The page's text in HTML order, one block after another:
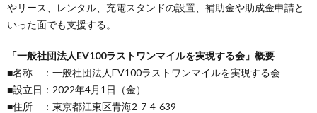
やリース、レンタル、充電スタンドの設置、補助金や助成金申請と
いった面でも支援する。
「一般社団法人EV100ラストワンマイルを実現する会」概要
■名称 ：一般社団法人EV100ラストワンマイルを実現する会
■設立日：2022年4月1日（金）
■住所 ：東京都江東区青海2-7-4-639